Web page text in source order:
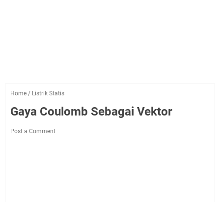
Home / Listrik Statis
Gaya Coulomb Sebagai Vektor
Post a Comment